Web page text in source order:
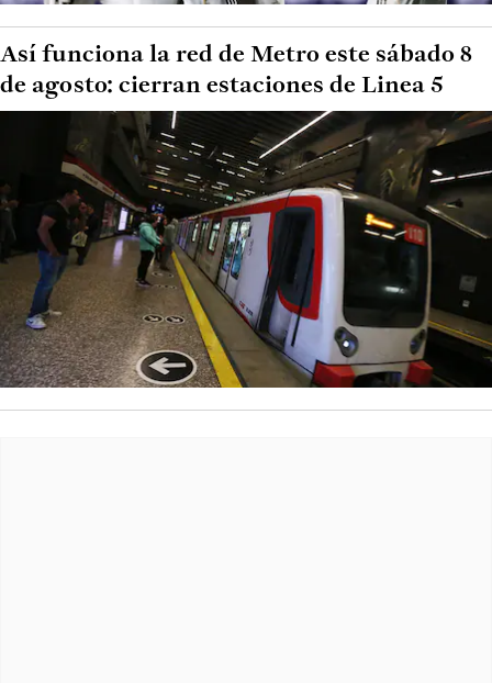
Así funciona la red de Metro este sábado 8
de agosto: cierran estaciones de Linea 5